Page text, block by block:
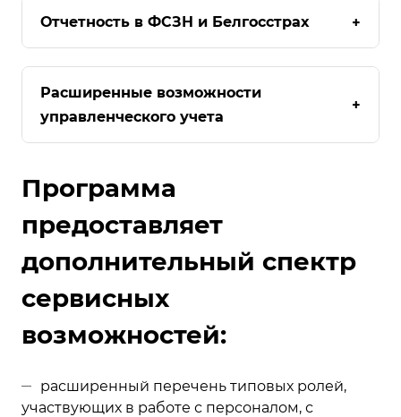
Отчетность в ФСЗН и Белгосстрах +
Расширенные возможности
управленческого учета
+
Программа
предоставляет
дополнительный спектр
сервисных
возможностей:
расширенный перечень типовых ролей,
участвующих в работе с персоналом, с